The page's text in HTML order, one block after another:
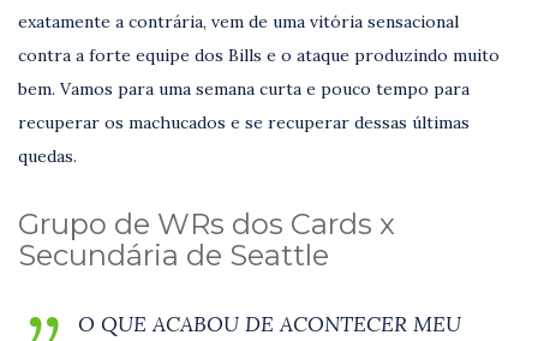
exatamente a contrária, vem de uma vitória sensacional
contra a forte equipe dos Bills e o ataque produzindo muito
bem. Vamos para uma semana curta e pouco tempo para
recuperar os machucados e se recuperar dessas últimas
quedas.
Grupo de WRs dos Cards x
Secundária de Seattle
O QUE ACABOU DE ACONTECER MEU